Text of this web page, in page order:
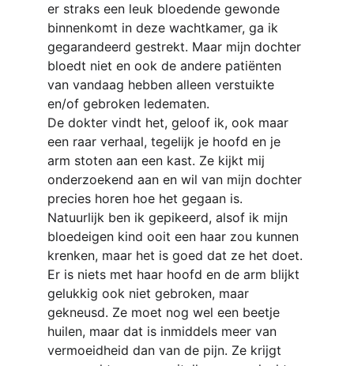
er straks een leuk bloedende gewonde
binnenkomt in deze wachtkamer, ga ik
gegarandeerd gestrekt. Maar mijn dochter
bloedt niet en ook de andere patiënten
van vandaag hebben alleen verstuikte
en/of gebroken ledematen.
De dokter vindt het, geloof ik, ook maar
een raar verhaal, tegelijk je hoofd en je
arm stoten aan een kast. Ze kijkt mij
onderzoekend aan en wil van mijn dochter
precies horen hoe het gegaan is.
Natuurlijk ben ik gepikeerd, alsof ik mijn
bloedeigen kind ooit een haar zou kunnen
krenken, maar het is goed dat ze het doet.
Er is niets met haar hoofd en de arm blijkt
gelukkig ook niet gebroken, maar
gekneusd. Ze moet nog wel een beetje
huilen, maar dat is inmiddels meer van
vermoeidheid dan van de pijn. Ze krijgt